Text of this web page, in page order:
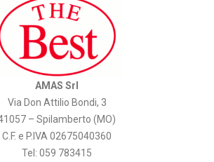
AMAS Srl
Via Don Attilio Bondi, 3
– Spilamberto (MO)
C.F. e P.IVA 02675040360
Tel: 059 783415